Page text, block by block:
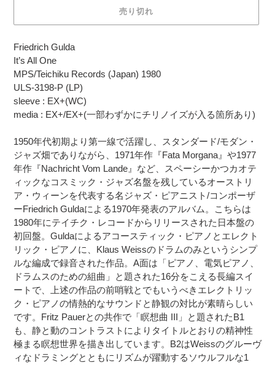
手
続
き
時
に
れ
ま
す
コ
ン
デ
ィ
シ
ョ
ン
表
記
に
つ
い
て
売り切れ
カ
ー
ト
に
品
を
加
す
る
Friedrich Gulda
It’s All One
MPS/Teichiku Records (Japan) 1980
ULS-3198-P (LP)
sleeve : EX+(WC)
media : EX+/EX+(一部わずかにチリノイズが入る箇所あり)
1950年代初期より第一線で活躍し、スタンダード/モダン・
ジャズ畑でありながら、1971年作『Fata Morgana』や1977
年作『Nachricht Vom Lande』など、スペーシーかつカオテ
ィックなコスミック・ジャズ名盤を残しているオーストリ
ア・ウィーンを代表する名ジャズ・ピアニスト/コンポーザ
ーFriedrich Guldaによる1970年発表のアルバム。こちらは
1980年にテイチク・レコードからリリースされた日本盤の
初回盤。Guldaによるアコースティック・ピアノとエレクト
リック・ピアノに、Klaus Weissのドラムのみというシンプ
ルな編成で録音された作品。A面は「ピアノ、電気ピアノ、
ドラムスのための組曲」と題された16分をこえる長編スイ
ートで、上述の作品の前哨戦とでもいうべきエレクトリッ
ク・ピアノの情熱的なサウンドと静観の対比が素晴らしい
です。Fritz Pauerとの共作で「瞑想曲 III」と題されたB1
も、静と動のコントラストによりタイトルとおりの精神性
極まる瞑想世界を描き出しています。B2はWeissのグルーヴ
ィなドラミングとともにリズムが躍動するソウルフルな1